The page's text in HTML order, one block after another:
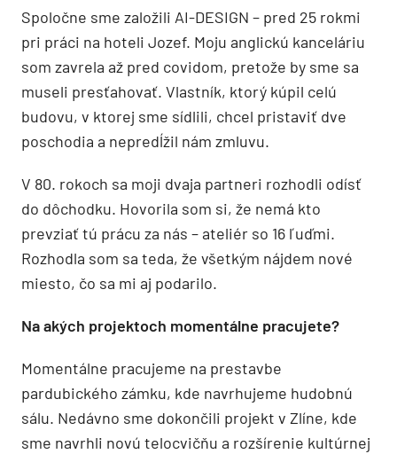
Spoločne sme založili AI-DESIGN – pred 25 rokmi
pri práci na hoteli Jozef. Moju anglickú kanceláriu
som zavrela až pred covidom, pretože by sme sa
museli presťahovať. Vlastník, ktorý kúpil celú
budovu, v ktorej sme sídlili, chcel pristaviť dve
poschodia a nepredĺžil nám zmluvu.
V 80. rokoch sa moji dvaja partneri rozhodli odísť
do dôchodku. Hovorila som si, že nemá kto
prevziať tú prácu za nás – ateliér so 16 ľuďmi.
Rozhodla som sa teda, že všetkým nájdem nové
miesto, čo sa mi aj podarilo.
Na akých projektoch momentálne pracujete?
Momentálne pracujeme na prestavbe
pardubického zámku, kde navrhujeme hudobnú
sálu. Nedávno sme dokončili projekt v Zlíne, kde
sme navrhli novú telocvičňu a rozšírenie kultúrnej